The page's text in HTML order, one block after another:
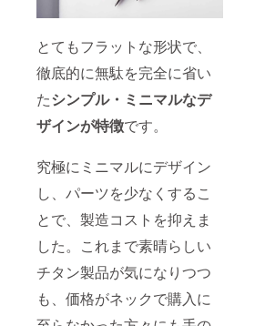
とてもフラットな形状で、
徹底的に無駄を完全に省い
たシンプル・ミニマルなデ
ザインが特徴です。
究極にミニマルにデザイン
し、パーツを少なくするこ
とで、製造コストを抑えま
した。これまで素晴らしい
チタン製品が気になりつつ
も、価格がネックで購入に